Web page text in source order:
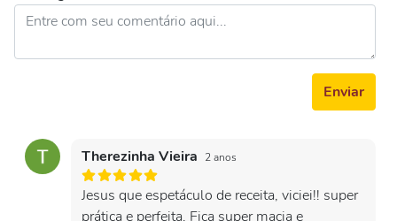
Enviar
Therezinha Vieira 2 anos
Jesus que espetáculo de receita, viciei!! super
prática e perfeita. Fica super macia e